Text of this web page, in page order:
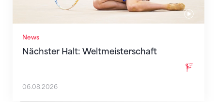
News
Nächster Halt: Weltmeisterschaft
06.08.2026